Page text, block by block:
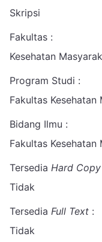
Skripsi
Fakultas :
Kesehatan
Program Studi :
Fakultas Kesehatan
Bidang Ilmu :
Fakultas Kesehatan
Tersedia Hard Copy
Tidak
Tersedia Full Text :
Tidak